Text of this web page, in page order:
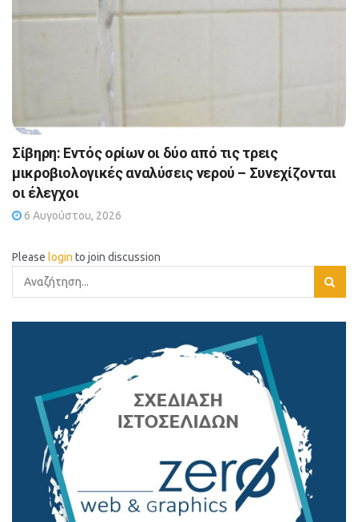
Σίβηρη: Εντός ορίων οι δύο από τις τρεις
μικροβιολογικές αναλύσεις νερού – Συνεχίζονται
οι έλεγχοι
6 Αυγούστου, 2026
Please login to join discussion